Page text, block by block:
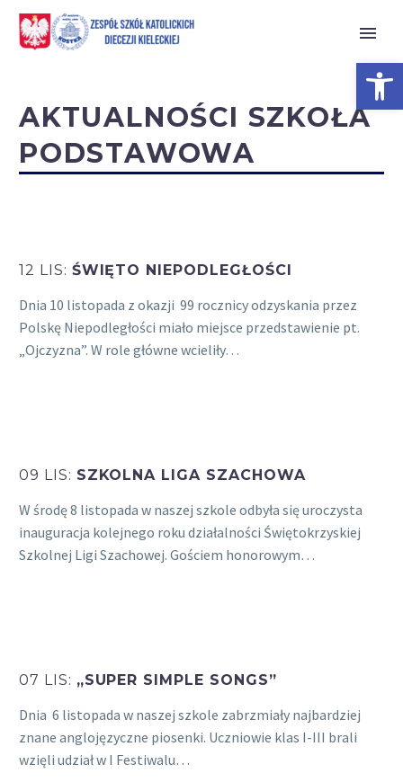
AKTUALNOŚCI SZKOŁA
PODSTAWOWA
12 LIS: ŚWIĘTO NIEPODLEGŁOŚCI
Dnia 10 listopada z okazji 99 rocznicy odzyskania przez
Polskę Niepodległości miało miejsce przedstawienie pt.
„Ojczyzna”. W role główne wcieliły…
09 LIS: SZKOLNA LIGA SZACHOWA
W środę 8 listopada w naszej szkole odbyła się uroczysta
inauguracja kolejnego roku działalności Świętokrzyskiej
Szkolnej Ligi Szachowej. Gościem honorowym…
07 LIS: „SUPER SIMPLE SONGS”
Dnia 6 listopada w naszej szkole zabrzmiały najbardziej
znane anglojęzyczne piosenki. Uczniowie klas I-III brali
wzięli udział w I Festiwalu…